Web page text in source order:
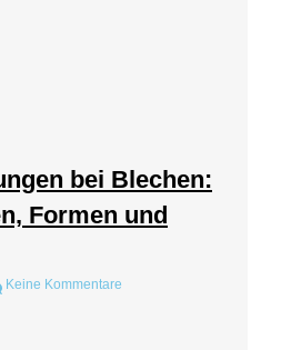
bei Blechen:
Formen und
Keine Kommentare